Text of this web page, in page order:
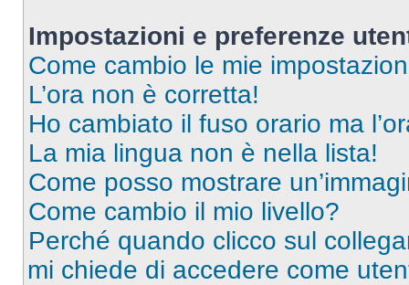
Impostazioni e preferenze
Come cambio le mie
L’ora non è corretta!
Ho cambiato il fuso orario ma
La mia lingua non è nella lista!
Come posso mostrare
Come cambio il mio livello?
Perché quando clicco sul
mi chiede di accedere come